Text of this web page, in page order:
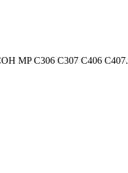
MP C306 C307 C406 C407.